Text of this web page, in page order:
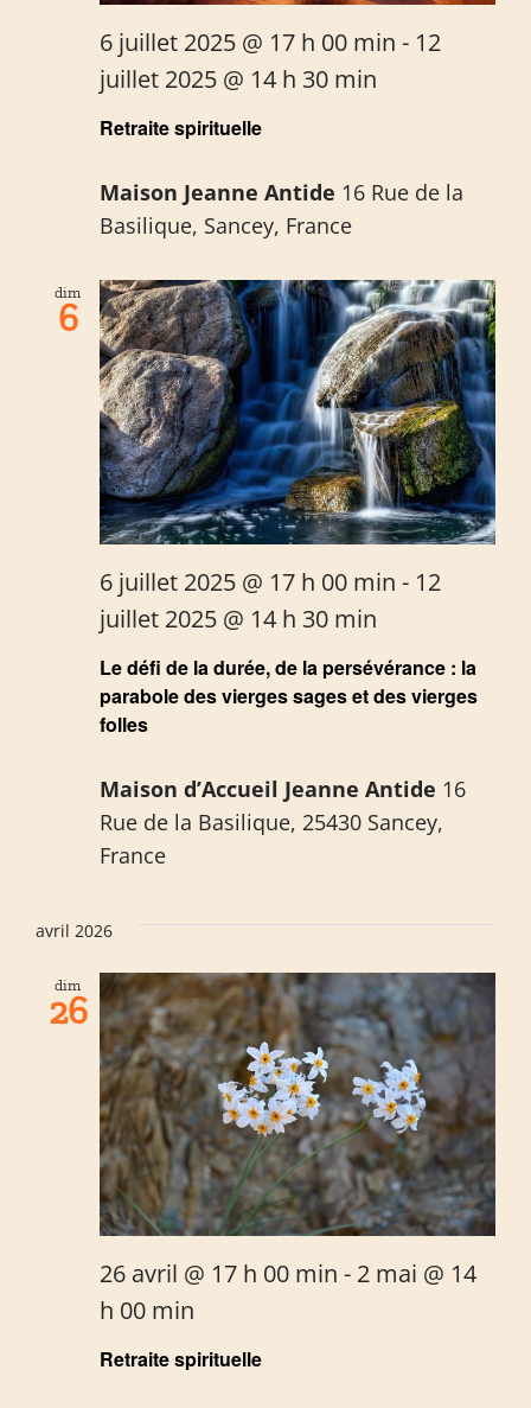
Retraite spirituelle
6 juillet 2025 @ 17 h 00 min - 12
juillet 2025 @ 14 h 30 min
Maison Jeanne Antide 16 Rue de la
Basilique, Sancey, France
dim
6
Le défi de la durée, de la persévérance : la
parabole des vierges sages et des vierges
folles
6 juillet 2025 @ 17 h 00 min - 12
juillet 2025 @ 14 h 30 min
Maison d’Accueil Jeanne Antide 16
Rue de la Basilique, 25430 Sancey,
France
avril 2026
dim
26
Retraite spirituelle
26 avril @ 17 h 00 min - 2 mai @ 14
h 00 min